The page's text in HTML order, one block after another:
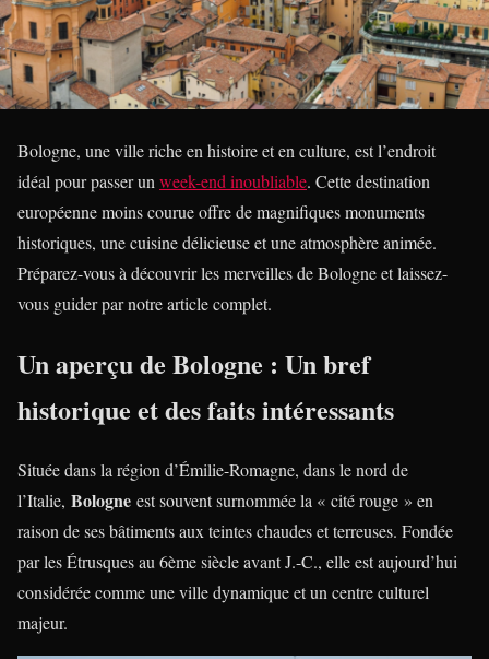
Bologne, une ville riche en histoire et en culture, est l’endroit
idéal pour passer un week-end inoubliable. Cette destination
européenne moins courue offre de magnifiques monuments
historiques, une cuisine délicieuse et une atmosphère animée.
Préparez-vous à découvrir les merveilles de Bologne et laissez-
vous guider par notre article complet.
Un aperçu de Bologne : Un bref
historique et des faits intéressants
Située dans la région d’Émilie-Romagne, dans le nord de
l’Italie, Bologne est souvent surnommée la « cité rouge » en
raison de ses bâtiments aux teintes chaudes et terreuses. Fondée
par les Étrusques au 6ème siècle avant J.-C., elle est aujourd’hui
considérée comme une ville dynamique et un centre culturel
majeur.